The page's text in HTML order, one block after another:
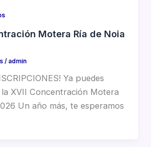
Motera Ría de Noia
/ admin
Ya puedes
XVII Concentración Motera
Un año más, te esperamos